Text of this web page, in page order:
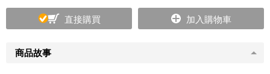
商品故事
直接購買 加入購物車